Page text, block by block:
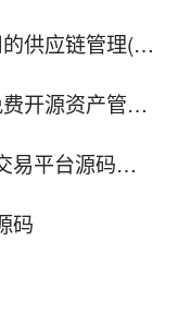
管理(SCM)软件
产管理软件系统
台源码分享
码